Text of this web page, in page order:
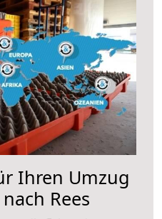
Ihren Umzug
Rees